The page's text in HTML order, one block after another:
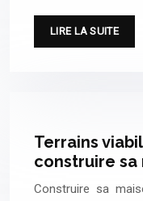
LIRE LA SUITE
Terrains
construire sa
Construire sa